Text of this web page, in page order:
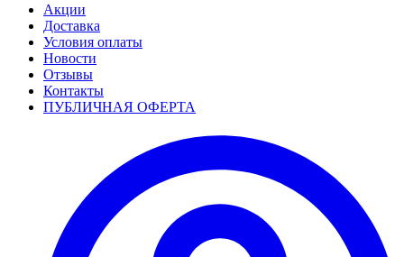
Акции
Доставка
Условия оплаты
Новости
Отзывы
Контакты
ПУБЛИЧНАЯ ОФЕРТА